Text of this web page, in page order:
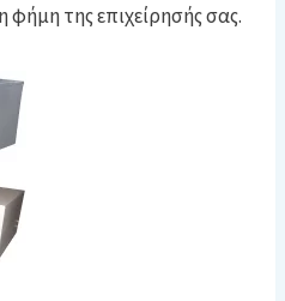
φήμη της επιχείρησής σας.